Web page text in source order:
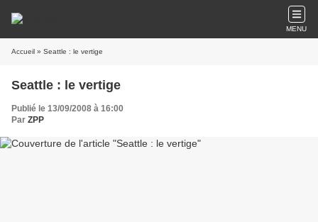
MENU
Accueil » Seattle : le vertige
Seattle : le vertige
Publié le 13/09/2008 à 16:00
Par ZPP